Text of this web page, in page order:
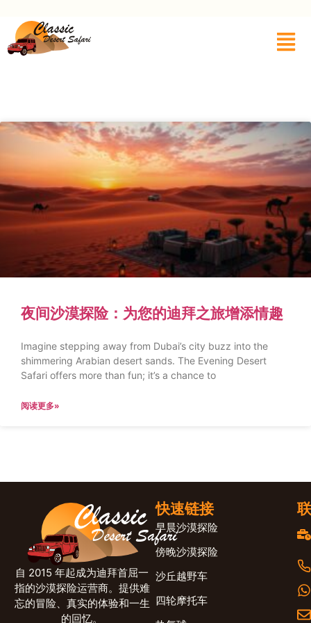
夜间沙漠探险：为您的迪拜之旅增添情趣
Imagine stepping away from Dubai’s city buzz into the
shimmering Arabian desert sands. The Evening Desert
Safari offers more than fun; it’s a chance to
阅读更多»
自 2015 年起成为迪拜首屈一
指的沙漠探险运营商。提供难
忘的冒险、真实的体验和一生
的回忆。
快速链接
早晨沙漠探险
傍晚沙漠探险
沙丘越野车
四轮摩托车